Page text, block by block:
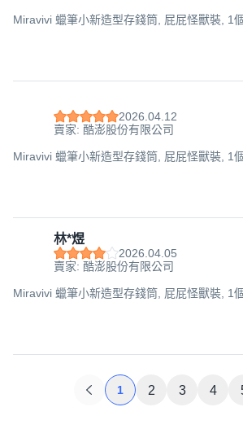
Miravivi 蠟筆小新造型存錢筒, 屁屁怪獸裝, 1個
2026.04.12
賣家: 酷澎股份有限公司
Miravivi 蠟筆小新造型存錢筒, 屁屁怪獸裝, 1個
林*煜
2026.04.05
賣家: 酷澎股份有限公司
Miravivi 蠟筆小新造型存錢筒, 屁屁怪獸裝, 1個
1 2 3 4